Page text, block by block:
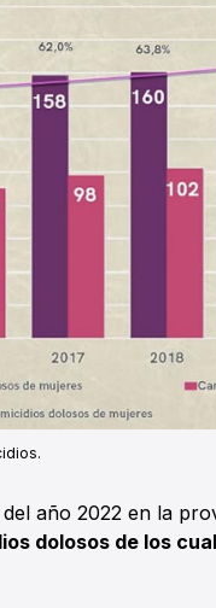
año 2022 en la
dolosos de los